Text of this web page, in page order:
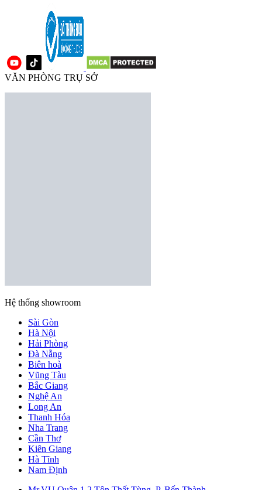
VĂN PHÒNG TRỤ SỞ
Hệ thống showroom
Sài Gòn
Hà Nội
Hải Phòng
Đà Nẵng
Biên hoà
Vũng Tàu
Bắc Giang
Nghệ An
Long An
Thanh Hóa
Nha Trang
Cần Thơ
Kiên Giang
Hà Tĩnh
Nam Định